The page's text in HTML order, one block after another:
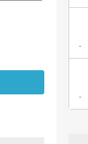
-
-